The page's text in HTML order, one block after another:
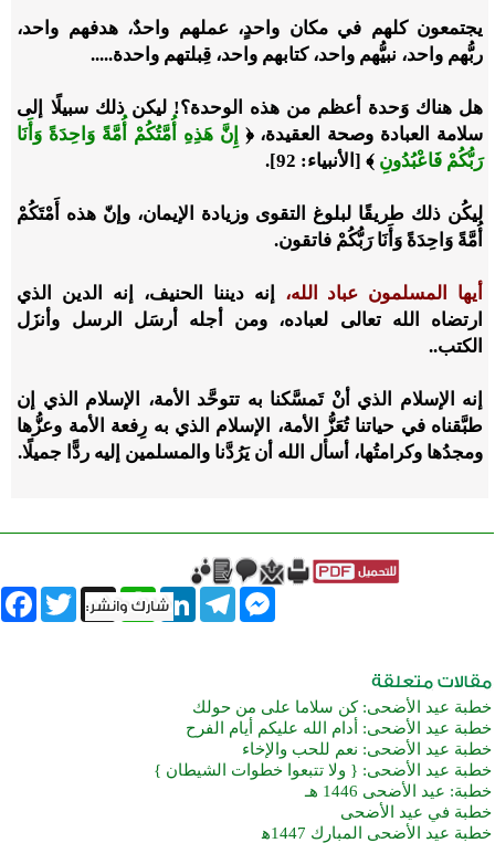
يجتمعون كلهم في مكان واحدٍ، عملهم واحدٌ، هدفهم واحد،
ربُّهم واحد، نبيُّهم واحد، كتابهم واحد، قِبلتهم واحدة.....
هل هناك وَحدة أعظم من هذه الوحدة؟! ليكن ذلك سبيلًا إلى
سلامة العبادة وصحة العقيدة، ﴿ إِنَّ هَذِهِ أُمَّتُكُمْ أُمَّةً وَاحِدَةً وَأَنَا
رَبُّكُمْ فَاعْبُدُونِ ﴾ [الأنبياء: 92].
ليكُن ذلك طريقًا لبلوغ التقوى وزيادة الإيمان، وإنّ هذه أَمْتَكُمْ
أُمَّةً وَاحِدَةً وَأَنَا رَبُّكُمْ فاتقون.
أيها المسلمون عباد الله، إنه ديننا الحنيف، إنه الدين الذي
ارتضاه الله تعالى لعباده، ومن أجله أرسَل الرسل وأنزَل
الكتب..
إنه الإسلام الذي أنْ تَمسَّكنا به تتوحَّد الأمة، الإسلام الذي إن
طبَّقناه في حياتنا تُعَزُّ الأمة، الإسلام الذي به رِفعة الأمة وعزُّها
ومجدُها وكرامتُها، أسأل الله أن يَرُدَّنا والمسلمين إليه ردًّا جميلًا.
Twitter X
WhatsAppLinkedInTelegram
Messenger
خطبة عيد الأضحى: كن سلاما على من حولك
خطبة عيد الأضحى: أدام الله عليكم أيام الفرح
خطبة عيد الأضحى: نعم للحب والإخاء
خطبة عيد الأضحى: { ولا تتبعوا خطوات الشيطان }
خطبة: عيد الأضحى 1446 هـ
خطبة في عيد الأضحى
خطبة عيد الأضحى المبارك 1447ه‍